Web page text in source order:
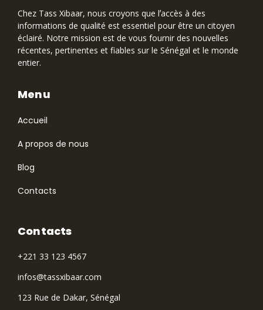
Chez Tass Xibaar, nous croyons que lʼaccès à des
informations de qualité est essentiel pour être un citoyen
éclairé. Notre mission est de vous fournir des nouvelles
récentes, pertinentes et fiables sur le Sénégal et le monde
entier.
Accueil
A propos de nous
Blog
Contacts
Menu
Contacts
+221 33 123 4567
infos@tassxibaar.com
123 Rue de Dakar, Sénégal